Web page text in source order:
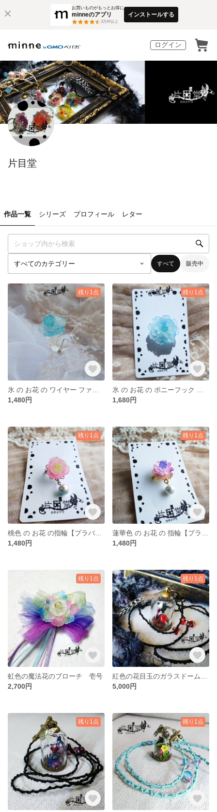
お買いものがもっとお得に
minneのアプリ
3万件以上
インストールする
ログイン
片目堂
作品一覧 シリーズ プロフィール レター
すべて 販売中
残り1点
1,480円
残り1点
1,680円
残り1点
桃色 の お花 の指輪【プラバン】 壱号
1,480円
残り1点
1,480円
残り1点
虹色の魔法花のブローチ 壱号
2,700円
残り1点
5,000円
残り1点 残り1点